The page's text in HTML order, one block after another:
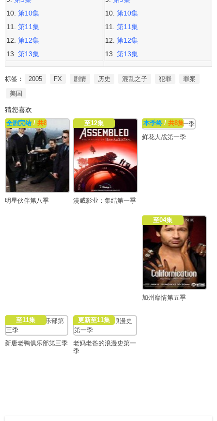
第10集
第11集
第12集
第13集
第10集
第11集
第12集
第13集
标签： 2005 FX 剧情 历史 混乱之子 犯罪
罪案
美国
猜您喜欢
全剧完结 / 共8集
明星伙伴第八季
至12集
漫威影业：集结第一季
本季终/ 共8集
鲜花大战第一季
至04集
加州靡情第五季
至11集
新唐老鸭俱乐部第三季
更新至11集
老妈老爸的浪漫史第一
季